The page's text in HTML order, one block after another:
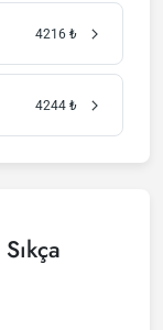
4216 ₺
4244 ₺